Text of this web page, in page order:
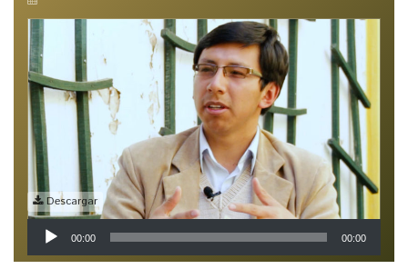
Descargar
Reproductor
de
00:00 00:00